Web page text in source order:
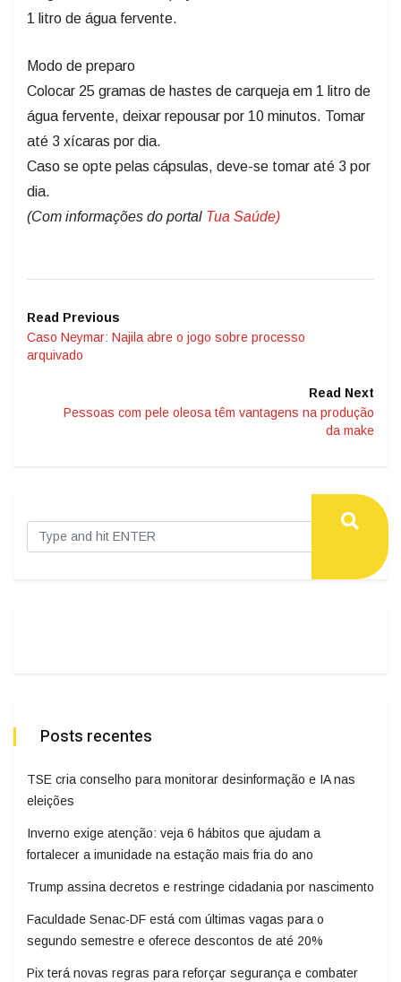
1 litro de água fervente.
Modo de preparo
Colocar 25 gramas de hastes de carqueja em 1 litro de
água fervente, deixar repousar por 10 minutos. Tomar
até 3 xícaras por dia.
Caso se opte pelas cápsulas, deve-se tomar até 3 por
dia.
(Com informações do portal Tua Saúde)
Read Previous
Caso Neymar: Najila abre o jogo sobre processo
arquivado
Read Next
Pessoas com pele oleosa têm vantagens na produção
da make
Posts recentes
TSE cria conselho para monitorar desinformação e IA nas
eleições
Inverno exige atenção: veja 6 hábitos que ajudam a
fortalecer a imunidade na estação mais fria do ano
Trump assina decretos e restringe cidadania por nascimento
Faculdade Senac-DF está com últimas vagas para o
segundo semestre e oferece descontos de até 20%
Pix terá novas regras para reforçar segurança e combater